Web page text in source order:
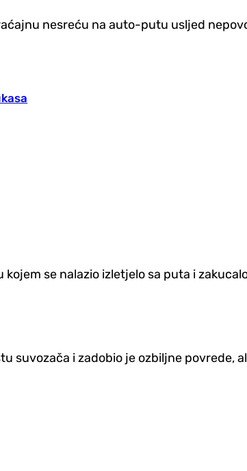
nesreću na auto-putu usljed
se nalazio izletjelo sa puta i
suvozača i zadobio je ozbiljne povrede,